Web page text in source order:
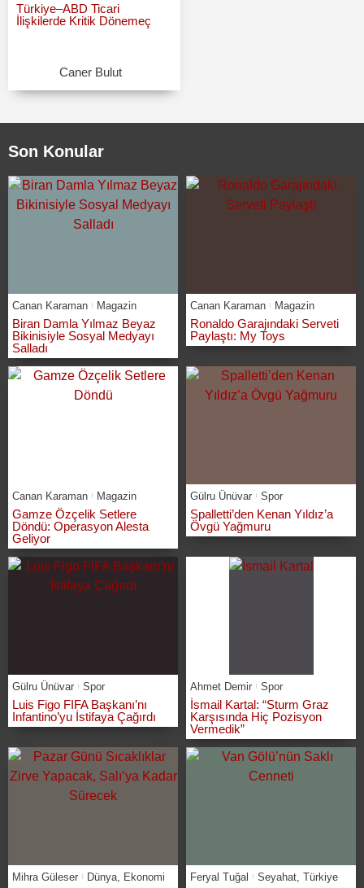
Türkiye–ABD Ticari
İlişkilerde Kritik Dönemeç
Caner Bulut
Son Konular
Canan Karaman Magazin
Biran Damla Yılmaz Beyaz
Bikinisiyle Sosyal Medyayı
Salladı
Canan Karaman Magazin
Ronaldo Garajındaki Serveti
Paylaştı: My Toys
Canan Karaman Magazin
Gamze Özçelik Setlere
Döndü: Operasyon Alesta
Geliyor
Gülru Ünüvar Spor
Spalletti’den Kenan Yıldız’a
Övgü Yağmuru
Gülru Ünüvar Spor
Luis Figo FIFA Başkanı’nı
Infantino’yu İstifaya Çağırdı
Ahmet Demir Spor
İsmail Kartal: “Sturm Graz
Karşısında Hiç Pozisyon
Vermedik”
Mihra Güleser Dünya Ekonomi Feryal Tuğal Seyahat Türkiye